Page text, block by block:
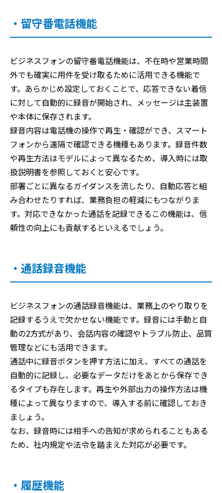
・留守番電話機能
ビジネスフォンの留守番電話機能は、不在時や営業時間
外でも確実に用件を受け取るために活用できる機能で
す。あらかじめ設定しておくことで、応答できない着信
に対して自動的に録音が開始され、メッセージは主装置
や本体に保存されます。
録音内容は電話機の操作で再生・確認ができ、スマート
フォンから遠隔で確認できる機種もあります。録音件数
や再生方法はモデルによって異なるため、導入時には取
扱説明書を参照しておくと安心です。
部署ごとに異なるガイダンスを流したり、自動応答と組
み合わせたりすれば、業務負担の軽減にもつながりま
す。対応できなかった通話を記録できるこの機能は、信
頼性の向上にも貢献するといえるでしょう。
・通話録音機能
ビジネスフォンの通話録音機能は、業務上のやり取りを
記録するうえで欠かせない機能です。録音には手動と自
動の2方式があり、会話内容の確認やトラブル防止、品質
管理などにも活用できます。
通話中に録音ボタンを押す方法に加え、すべての通話を
自動的に記録し、必要なデータだけをあとから保存でき
るタイプも存在します。再生や外部出力の操作方法は機
種によって異なりますので、導入する前に確認しておき
ましょう。
なお、録音時には相手への告知が求められることもある
ため、社内規定や法令を踏まえた対応が必要です。
・履歴機能